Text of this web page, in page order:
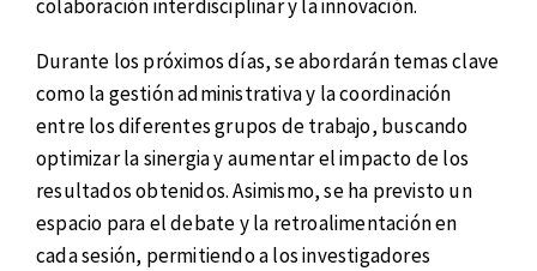
colaboración interdisciplinar y la innovación.
Durante los próximos días, se abordarán temas clave
como la gestión administrativa y la coordinación
entre los diferentes grupos de trabajo, buscando
optimizar la sinergia y aumentar el impacto de los
resultados obtenidos. Asimismo, se ha previsto un
espacio para el debate y la retroalimentación en
cada sesión, permitiendo a los investigadores